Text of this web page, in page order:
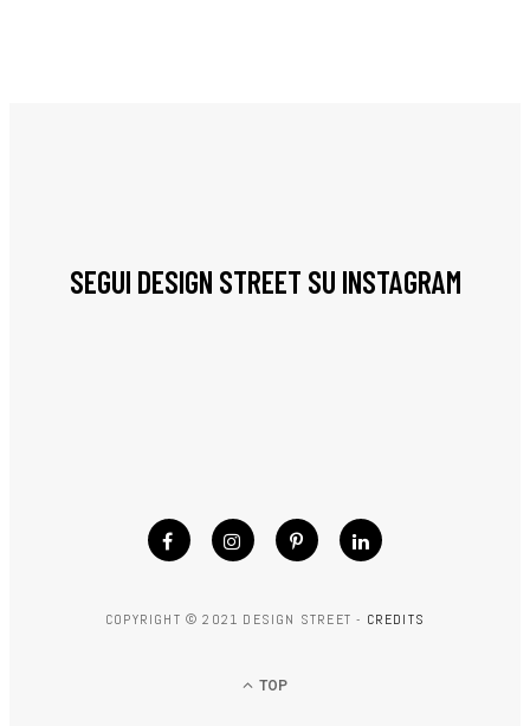
SEGUI DESIGN STREET SU INSTAGRAM
COPYRIGHT © 2021 DESIGN STREET - CREDITS
TOP